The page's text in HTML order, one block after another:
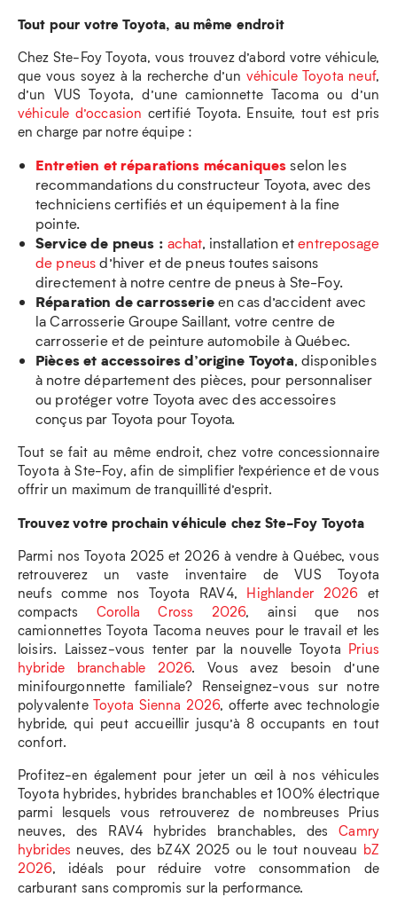
Tout pour votre Toyota, au même endroit
Chez Ste-Foy Toyota, vous trouvez d’abord votre véhicule,
que vous soyez à la recherche d’un véhicule Toyota neuf,
d’un VUS Toyota, d’une camionnette Tacoma ou d’un
véhicule d’occasion certifié Toyota. Ensuite, tout est pris
en charge par notre équipe :
Entretien et réparations mécaniquesselon les
recommandations du constructeur Toyota, avec des
techniciens certifiés et un équipement à la fine
pointe.
Service de pneus : achat, installation etentreposage
de pneusd’hiver et de pneus toutes saisons
directement à notre centre de pneus à Ste-Foy.
Réparation de carrosserieen cas d’accident avec
la Carrosserie Groupe Saillant, votre centre de
carrosserie et de peinture automobile à Québec.
Pièces et accessoires d’origine Toyota, disponibles
à notre département des pièces, pour personnaliser
ou protéger votre Toyota avec des accessoires
conçus par Toyota pour Toyota.
Tout se fait au même endroit, chez votre concessionnaire
Toyota à Ste-Foy, afin de simplifier l’expérience et de vous
offrir un maximum de tranquillité d’esprit.
Trouvez votre prochain véhicule chez Ste-Foy Toyota
Parmi nos Toyota 2025 et 2026 à vendre à Québec, vous
retrouverez un vaste inventaire de VUS Toyota
neufs comme nos Toyota RAV4, Highlander 2026 et
compacts Corolla Cross 2026, ainsi que nos
camionnettes Toyota Tacoma neuves pour le travail et les
loisirs. Laissez-vous tenter par la nouvelle Toyota Prius
hybride branchable 2026. Vous avez besoin d’une
minifourgonnette familiale? Renseignez-vous sur notre
polyvalente Toyota Sienna 2026, offerte avec technologie
hybride, qui peut accueillir jusqu’à 8 occupants en tout
confort.
Profitez-en également pour jeter un œil à nos véhicules
Toyota hybrides, hybrides branchables et 100% électrique
parmi lesquels vous retrouverez de nombreuses Prius
neuves, des RAV4 hybrides branchables, desCamry
hybrides neuves, des bZ4X 2025 ou le tout nouveau bZ
2026, idéals pour réduire votre consommation de
carburant sans compromis sur la performance.